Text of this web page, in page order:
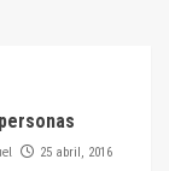
25 abril, 2016